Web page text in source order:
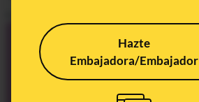
Hazte
Embajadora/Embajador